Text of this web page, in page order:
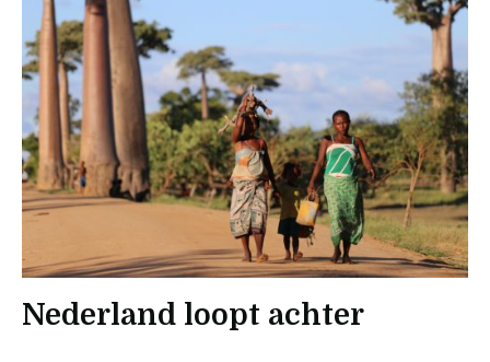
Nederland loopt achter